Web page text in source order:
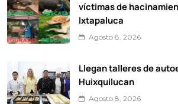
víctimas de
Ixtapaluca
Agosto 8, 2026
Llegan talleres de
Huixquilucan
Agosto 8, 2026